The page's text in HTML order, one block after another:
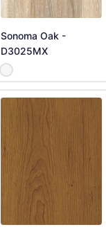
Sonoma Oak -
D3025MX